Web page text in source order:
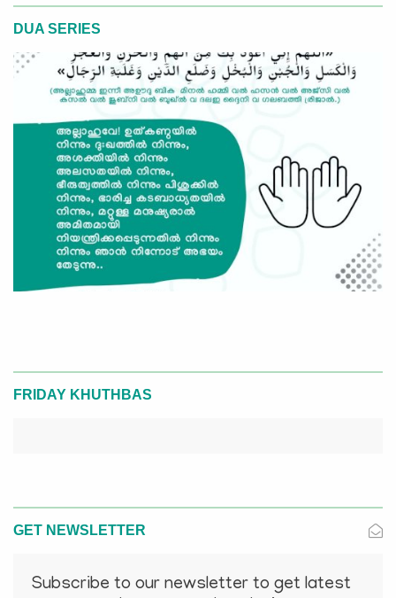
DUA SERIES
FRIDAY KHUTHBAS
GET NEWSLETTER
Subscribe to our newsletter to get latest